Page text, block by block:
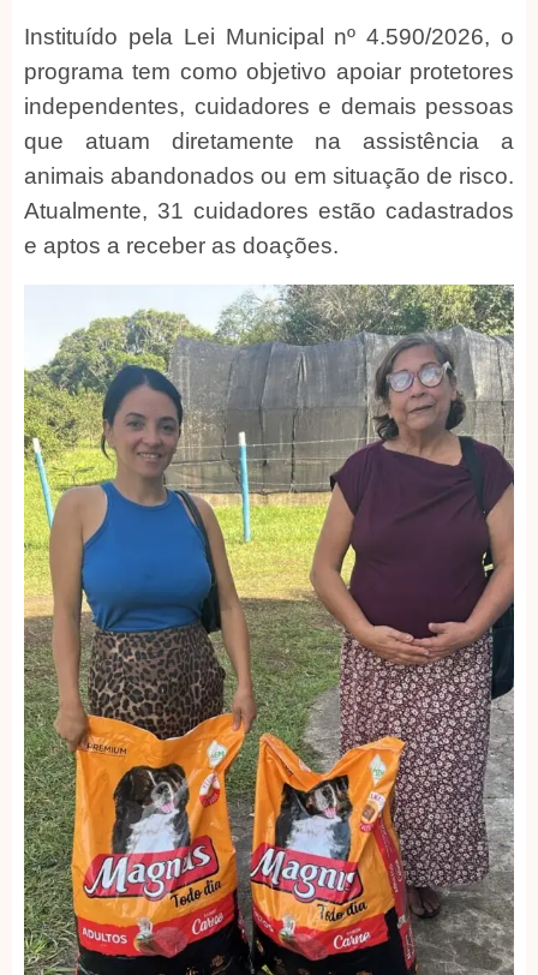
Instituído pela Lei Municipal nº 4.590/2026, o
programa tem como objetivo apoiar protetores
independentes, cuidadores e demais pessoas
que atuam diretamente na assistência a
animais abandonados ou em situação de risco.
Atualmente, 31 cuidadores estão cadastrados
e aptos a receber as doações.